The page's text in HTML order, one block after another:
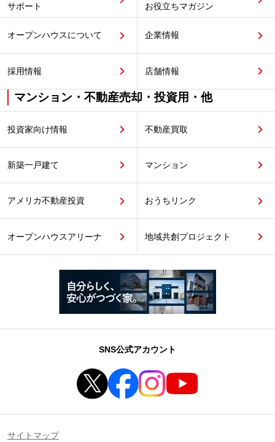
サポート
お役立ちマガジン
オープンハウスについて 企業情報
採用情報 店舗情報
マンション・不動産売却・投資用・他
投資家向け情報 不動産買取
新築一戸建て マンション
アメリカ不動産投資 おうちリンク
オープンハウスアリーナ 地域共創プロジェクト
SNS公式アカウント
サイトマップ